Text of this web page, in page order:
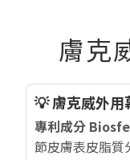
膚克
💡 膚克威外用
專利成分
節皮膚表皮脂質